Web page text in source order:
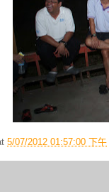
5/07/2012 01:57:00 下午